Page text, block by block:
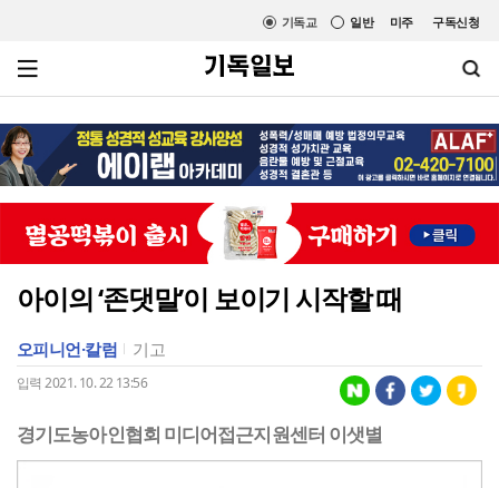
미주 구독신청
일반
기독교
아이의 ‘존댓말’이 보이기 시작할 때
오피니언·칼럼 기고
입력 2021. 10. 22 13:56
경기도농아인협회 미디어접근지원센터 이샛별